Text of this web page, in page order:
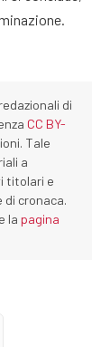
di
CC BY-
Tale
a
titolari e
cronaca.
la pagina